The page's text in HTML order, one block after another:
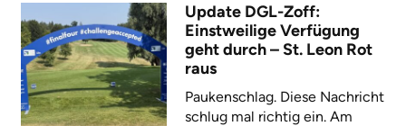
Update DGL-Zoff:
Einstweilige Verfügung
geht durch – St. Leon Rot
raus
Paukenschlag. Diese Nachricht
schlug mal richtig ein. Am